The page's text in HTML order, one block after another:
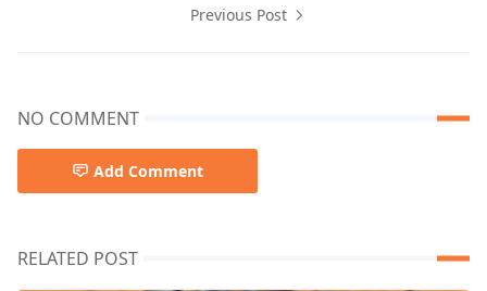
Previous Post
NO COMMENT
Add Comment
RELATED POST